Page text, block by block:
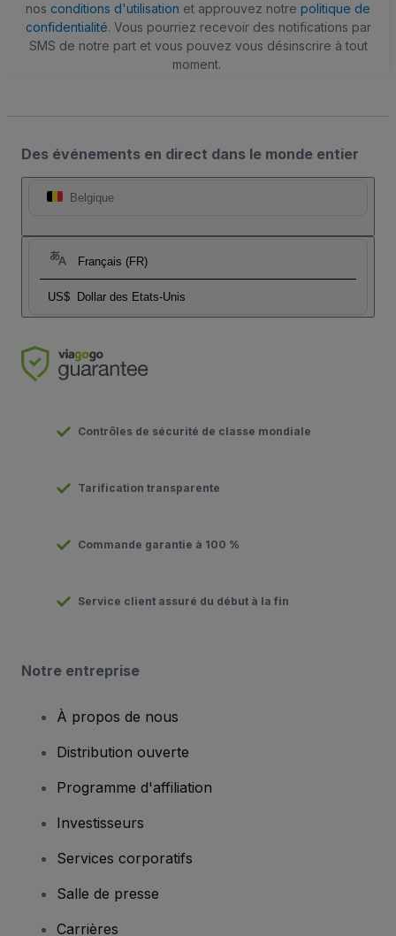
nos conditions d'utilisation et approuvez notre politique de
confidentialité. Vous pourriez recevoir des notifications par
SMS de notre part et vous pouvez vous désinscrire à tout
moment.
Des événements en direct dans le monde entier
Belgique
Français (FR)
US$ Dollar des Etats-Unis
Contrôles de sécurité de classe mondiale
Tarification transparente
Commande garantie à 100 %
Service client assuré du début à la fin
Notre entreprise
À propos de nous
Distribution ouverte
Programme d'affiliation
Investisseurs
Services corporatifs
Salle de presse
Carrières